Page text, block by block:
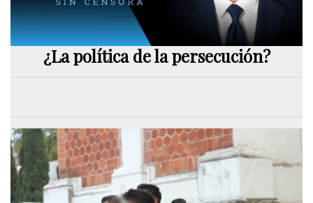
¿La política de la persecución?